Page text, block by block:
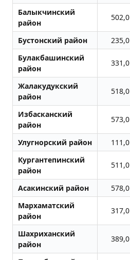
Балыкчинский
район
502,0
Бустонский район 235,0
Булакбашинский
район
331,0
Жалакудукский
район
518,0
Избасканский
район
573,0
Улугноpский район 111,0
Кургантепинский
район
511,0
Асакинский район 578,0
Мархаматский
район
317,0
Шахриханский
район
389,0